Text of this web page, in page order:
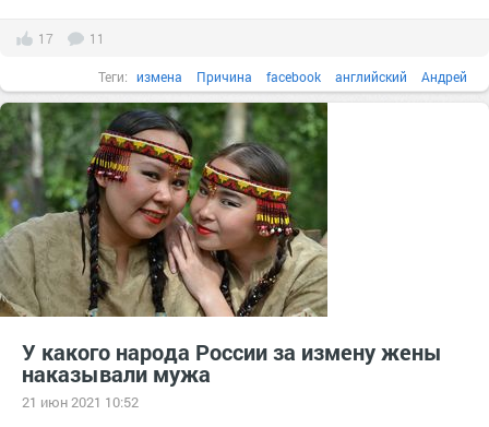
17 11
Теги: измена Причина facebook английский Андрей
У какого народа России за измену жены
наказывали мужа
21 июн 2021 10:52